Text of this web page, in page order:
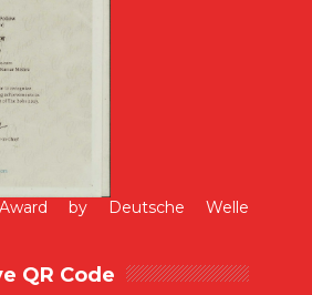
by Deutsche Welle
QR Code